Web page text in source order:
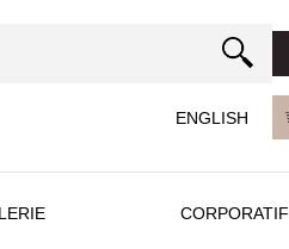
ENGLISH
CORPORATIF